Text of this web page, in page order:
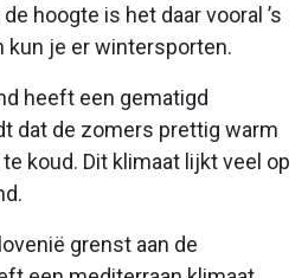
hoogte is het daar vooral ’s
kun je er wintersporten.
heeft een gematigd
dat de zomers prettig warm
koud. Dit klimaat lijkt veel op
grenst aan de